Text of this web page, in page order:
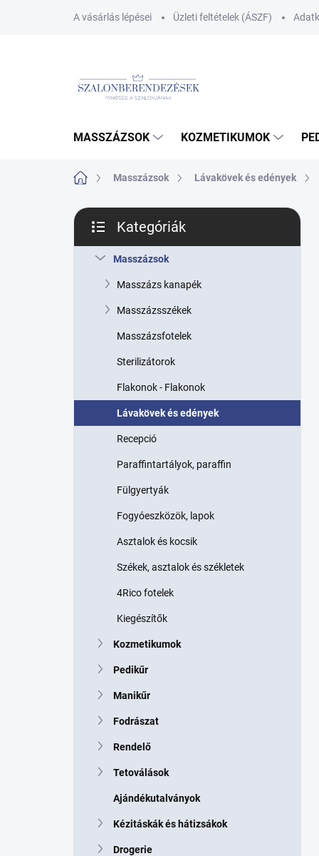
A vásárlás lépései Üzleti feltételek (ÁSZF)
MASSZÁZSOK KOZMETIKUMOK
KezdőlapMasszázsok Lávakövek és edények
O
d
átugrása
Kategóriák
Masszázsok
Masszázs kanapék
Masszázsszékek
Masszázsfotelek
Sterilizátorok
Flakonok - Flakonok
Lávakövek és edények
Recepció
Paraffintartályok, paraffin
Fülgyertyák
Fogyóeszközök, lapok
Asztalok és kocsik
Székek, asztalok és székletek
4Rico fotelek
Kiegészítők
Kozmetikumok
Pedikűr
Manikűr
Fodrászat
Rendelő
Tetoválások
Ajándékutalványok
Kézitáskák és hátizsákok
Drogerie